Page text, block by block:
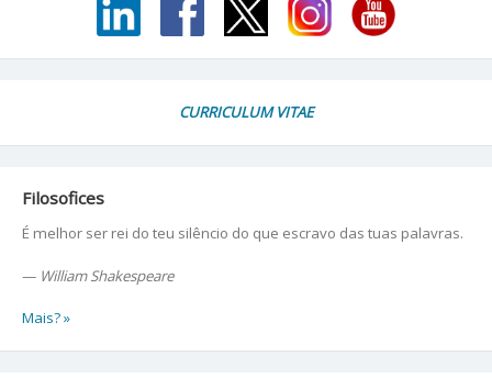
CURRICULUM VITAE
Filosofices
É melhor ser rei do teu silêncio do que escravo das tuas palavras.
— William Shakespeare
Mais? »